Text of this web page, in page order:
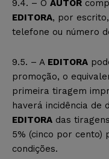
9.4. – O AUTOR
EDITORA, por
telefone ou número
9.5. – A EDITORA
promoção, o
primeira tiragem
haverá incidência de
EDITORA das
5% (cinco por cento)
condições.